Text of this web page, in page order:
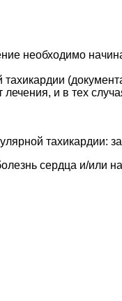
необходимо
и в тех
тахикардии:
сердца и/или